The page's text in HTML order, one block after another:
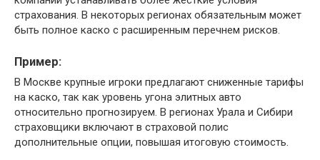
страхования. В некоторых регионах обязательным может
быть полное каско с расширенным перечнем рисков.
Пример:
В Москве крупные игроки предлагают сниженные тарифы
на каско, так как уровень угона элитных авто
относительно прогнозируем. В регионах Урала и Сибири
страховщики включают в страховой полис
дополнительные опции, повышая итоговую стоимость.